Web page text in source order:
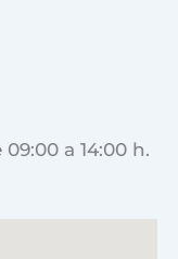
a 14:00 h.